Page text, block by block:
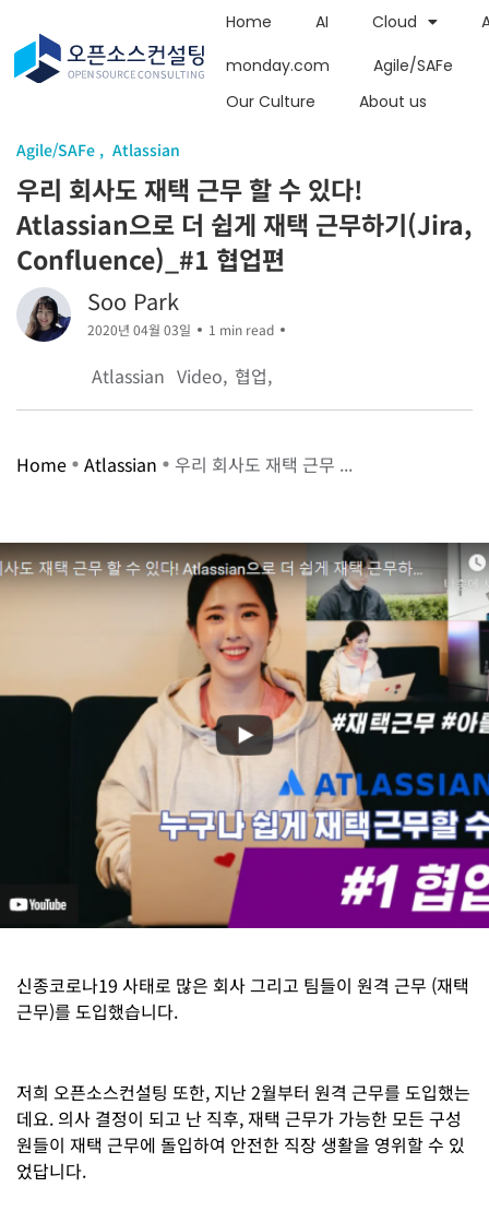
Home AI Cloud
monday.com
Agile/SAFe
Our Culture
About us
Agile/SAFe Atlassian
우리 회사도 재택 근무 할 수 있다!
Atlassian으로 더 쉽게 재택 근무하기(Jira,
Confluence)_#1 협업편
Soo Park
2020년 04월 03일 1 min read
Atlassian Video 협업
Home Atlassian 우리 회사도 재택 근무 ...
신종코로나19 사태로 많은 회사 그리고 팀들이 원격 근무 (재택
근무)를 도입했습니다.
저희 오픈소스컨설팅 또한, 지난 2월부터 원격 근무를 도입했는
데요. 의사 결정이 되고 난 직후, 재택 근무가 가능한 모든 구성
원들이 재택 근무에 돌입하여 안전한 직장 생활을 영위할 수 있
었답니다.